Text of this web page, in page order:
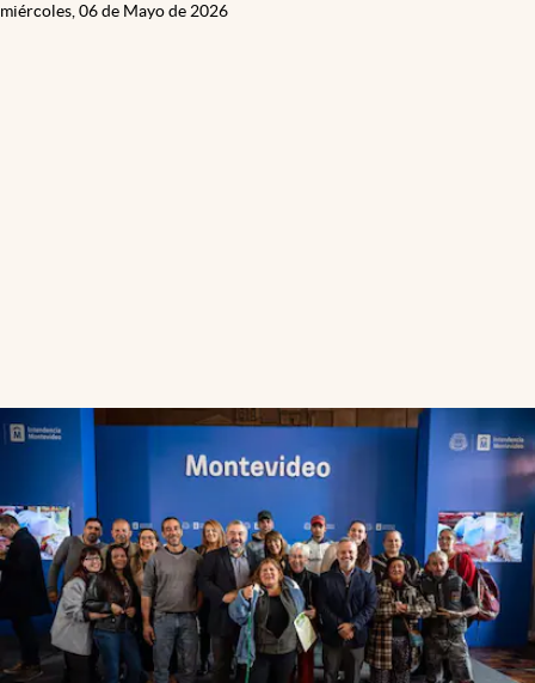
miércoles, 06 de Mayo de 2026